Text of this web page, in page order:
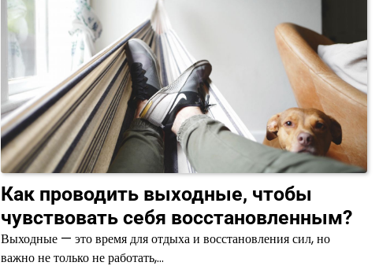
Как проводить выходные, чтобы
чувствовать себя восстановленным?
Выходные — это время для отдыха и восстановления сил, но
важно не только не работать,…